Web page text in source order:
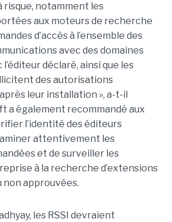
notamment les
aux moteurs de recherche
d’accès à l’ensemble des
avec des domaines
déclaré, ainsi que les
des autorisations
leur installation », a-t-il
a également recommandé aux
l’identité des éditeurs
attentivement les
et de surveiller les
à la recherche d’extensions
non approuvées.
les RSSI devraient